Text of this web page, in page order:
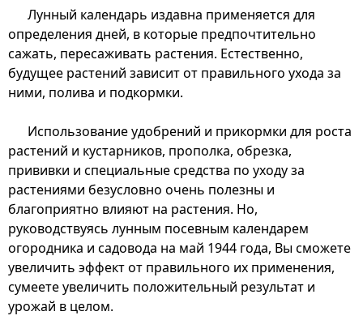
Лунный календарь издавна применяется для
определения дней, в которые предпочтительно
сажать, пересаживать растения. Естественно,
будущее растений зависит от правильного ухода за
ними, полива и подкормки.
Использование удобрений и прикормки для роста
растений и кустарников, прополка, обрезка,
прививки и специальные средства по уходу за
растениями безусловно очень полезны и
благоприятно влияют на растения. Но,
руководствуясь лунным посевным календарем
огородника и садовода на май 1944 года, Вы сможете
увеличить эффект от правильного их применения,
сумеете увеличить положительный результат и
урожай в целом.